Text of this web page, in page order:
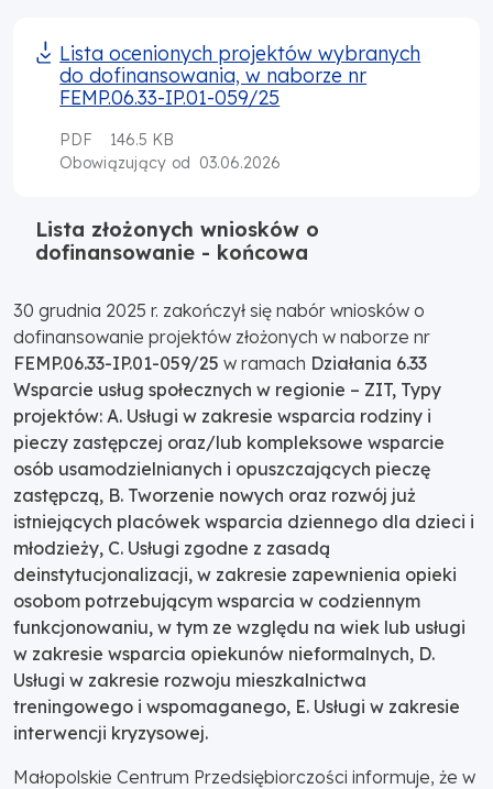
Lista ocenionych projektów wybranych
do dofinansowania, w naborze nr
FEMP.06.33-IP.01-059/25
PDF
146.5 KB
Obowiązujący od 03.06.2026
Lista złożonych wniosków o
dofinansowanie - końcowa
30 grudnia 2025 r. zakończył się nabór wniosków o
dofinansowanie projektów złożonych w naborze nr
FEMP.06.33-IP.01-059/25 w ramach Działania 6.33
Wsparcie usług społecznych w regionie – ZIT, Typy
projektów: A. Usługi w zakresie wsparcia rodziny i
pieczy zastępczej oraz/lub kompleksowe wsparcie
osób usamodzielnianych i opuszczających pieczę
zastępczą, B. Tworzenie nowych oraz rozwój już
istniejących placówek wsparcia dziennego dla dzieci i
młodzieży, C. Usługi zgodne z zasadą
deinstytucjonalizacji, w zakresie zapewnienia opieki
osobom potrzebującym wsparcia w codziennym
funkcjonowaniu, w tym ze względu na wiek lub usługi
w zakresie wsparcia opiekunów nieformalnych, D.
Usługi w zakresie rozwoju mieszkalnictwa
treningowego i wspomaganego, E. Usługi w zakresie
interwencji kryzysowej.
Małopolskie Centrum Przedsiębiorczości informuje, że w